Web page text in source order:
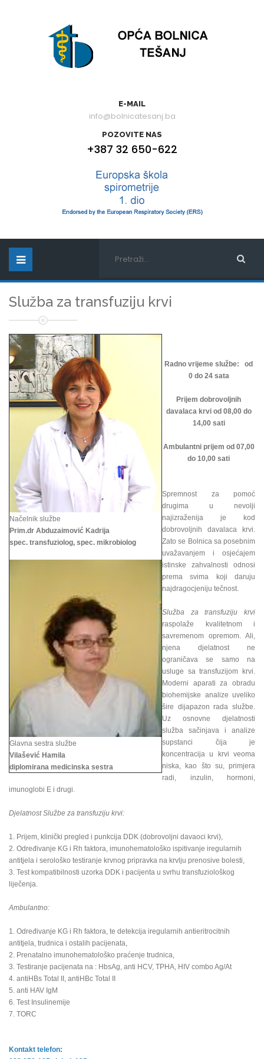
E-MAIL
info@bolnicatesanj.ba
POZOVITE NAS
+387 32 650-622
Služba za transfuziju krvi
Načelnik službe
Prim.dr Abduzaimović Kadrija
spec. transfuziolog, spec. mikrobiolog
Glavna sestra službe
Vilašević Hamila
diplomirana medicinska sestra
Radno vrijeme službe: od
0 do 24 sata
Prijem dobrovoljnih
davalaca krvi od 08,00 do
14,00 sati
Ambulantni prijem od 07,00
do 10,00 sati
Spremnost za pomoć
drugima u nevolji
najizraženija je kod
dobrovoljnih davalaca krvi.
Zato se Bolnica sa posebnim
uvažavanjem i osjećajem
istinske zahvalnosti odnosi
prema svima koji daruju
najdragocjeniju tečnost.
Služba za transfuziju krvi
raspolaže kvalitetnom i
savremenom opremom. Ali,
njena djelatnost ne
ograničava se samo na
usluge sa transfuzijom krvi.
Moderni aparati za obradu
biohemijske analize uveliko
šire dijapazon rada službe.
Uz osnovne djelatnosti
služba sačinjava i analize
supstanci čija je
koncentracija u krvi veoma
niska, kao što su, primjera
radi, inzulin, hormoni,
imunoglobi E i drugi.
Djelatnost Službe za transfuziju krvi:
1. Prijem, klinički pregled i punkcija DDK (dobrovoljni davaoci krvi),
2. Određivanje KG i Rh faktora, imunohematološko ispitivanje iregularnih
antitjela i serološko testiranje krvnog pripravka na krvlju prenosive bolesti,
3. Test kompatibilnosti uzorka DDK i pacijenta u svrhu transfuziološkog
liječenja.
Ambulantno:
1. Određivanje KG i Rh faktora, te detekcija iregularnih antieritrocitnih
antitjela, trudnica i ostalih pacijenata,
2. Prenatalno imunohematološko praćenje trudnica,
3. Testiranje pacijenata na : HbsAg, anti HCV, TPHA, HIV combo Ag/At
4. antiHBs Total II, antiHBc Total II
5. anti HAV IgM
6. Test Insulinemije
7. TORC
Kontakt telefon: